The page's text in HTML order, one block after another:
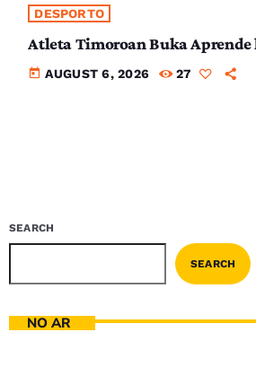
DESPORTO
Atleta Timoroan Buka Aprende
today AUGUST 6, 2026 27
SEARCH
SEARCH
NO AR